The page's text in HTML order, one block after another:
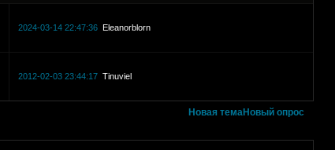
2024-03-14 22:47:36 Eleanorblorn
2012-02-03 23:44:17 Tinuviel
Новая темаНовый опрос